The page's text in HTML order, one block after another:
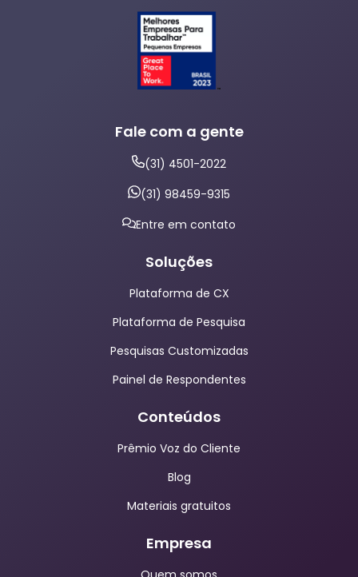
Fale com a gente
(31) 4501-2022
(31) 98459-9315
Entre em contato
Soluções
Plataforma de CX
Plataforma de Pesquisa
Pesquisas Customizadas
Painel de Respondentes
Conteúdos
Prêmio Voz do Cliente
Blog
Materiais gratuitos
Empresa